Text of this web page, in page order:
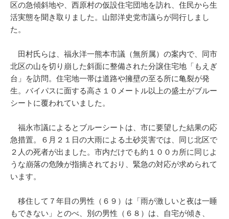
区の急傾斜地や、西原村の仮設住宅団地を訪れ、住民から生
活実態を聞き取りました。山部洋史党市議らが同行しまし
た。
田村氏らは、福永洋一熊本市議（無所属）の案内で、同市
北区の山を切り崩した斜面に整備された分譲住宅地「もえぎ
台」を訪問。住宅地一帯は道路や擁壁の至る所に亀裂が発
生。バイパスに面する高さ１０メートル以上の盛土がブルー
シートに覆われていました。
福永市議によるとブルーシートは、市に要望した結果の応
急措置。６月２１日の大雨による土砂災害では、同じ北区で
２人の死者が出ました。市内だけでも約１００カ所に同じよ
うな崩落の危険が指摘されており、緊急の対応が求められて
います。
移住して７年目の男性（６９）は「雨が激しいと夜は一睡
もできない」とのべ、別の男性（６８）は、自宅が傾き、